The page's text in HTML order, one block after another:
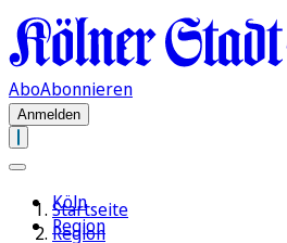
AboAbonnieren
Anmelden
Köln
Region
Startseite
Region